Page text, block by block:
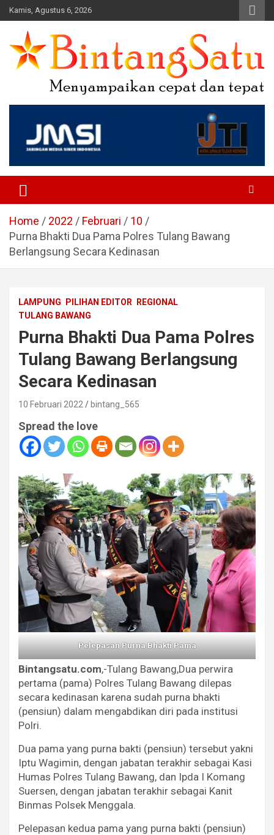
Skip
to
content
Kamis, Agustus 6, 2026
Portal Berita Nasional dan
Regional
Home 2022 Februari
10
Purna Bhakti Dua Pama Polres Tulang Bawang
Berlangsung Secara Kedinasan
LAMPUNG PILIHAN EDITOR
REGIONAL
TULANG BAWANG
Purna Bhakti Dua Pama Polres
Tulang Bawang Berlangsung
Secara Kedinasan
10 Februari 2022 bintang_565
Spread the love
Pelepasan Purna Bhakti Pama
Bintangsatu.com,-Tulang Bawang,Dua perwira
pertama (pama) Polres Tulang Bawang dilepas
secara kedinasan karena sudah purna bhakti
(pensiun) dalam mengabdikan diri pada institusi
Polri.
Dua pama yang purna bakti (pensiun) tersebut yakni
Iptu Wagimin, dengan jabatan terakhir sebagai Kasi
Humas Polres Tulang Bawang, dan Ipda I Komang
Suersen, dengan jabatan terakhir sebagai Kanit
Binmas Polsek Menggala.
Pelepasan kedua pama yang purna bakti (pensiun)